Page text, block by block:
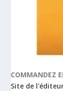
COMMANDEZ
Site de